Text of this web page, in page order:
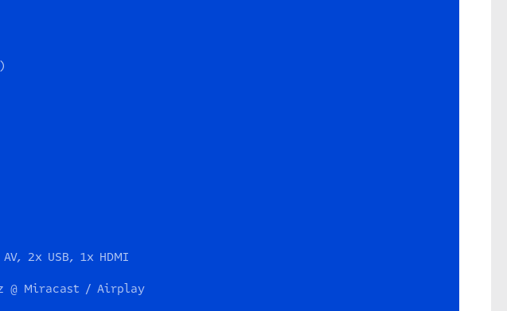
2x USB, 1x HDMI
@ Miracast / Airplay